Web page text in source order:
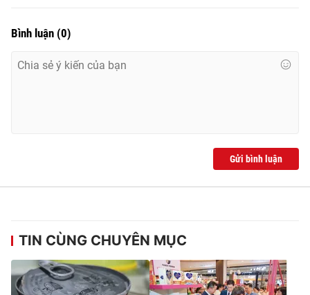
Theo dõi báo trên
Phó Tổng Biên tập:
Ðiện thoại Thời báo VTV:024.66 897 897
Email:toasoan@vtv.vn
Liên hệ quảng cáo:024-7300.7108
Bình luận (0)
Gửi bình luận
TIN CÙNG CHUYÊN MỤC